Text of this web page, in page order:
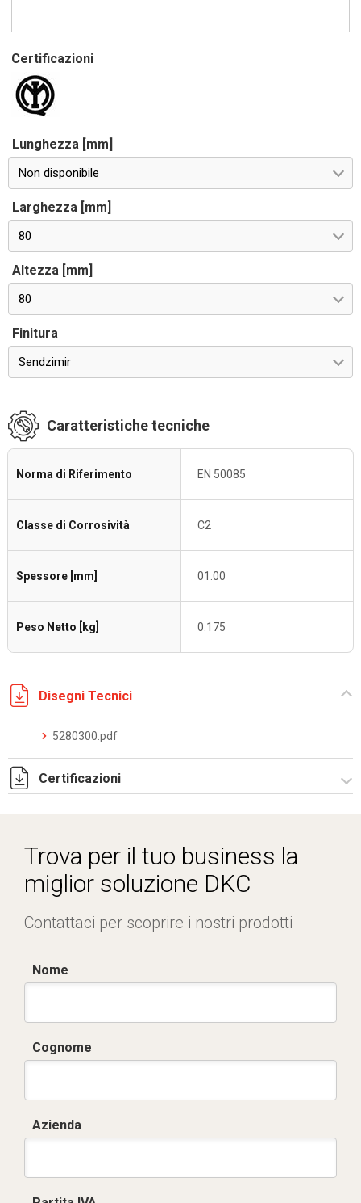
Certificazioni
Lunghezza [mm]
Non disponibile
Larghezza [mm]
80
Altezza [mm]
80
Finitura
Sendzimir
Caratteristiche tecniche
Norma di Riferimento EN 50085
Classe di Corrosività C2
Spessore [mm] 01.00
Peso Netto [kg] 0.175
Disegni Tecnici
5280300.pdf
Certificazioni
Trova per il tuo business la
miglior soluzione DKC
Contattaci per scoprire i nostri prodotti
Nome
Cognome
Azienda